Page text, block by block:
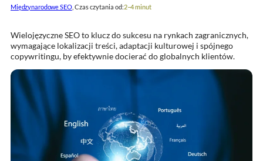
Międzynarodowe SEO, Czas czytania od:2–4 minut
Wielojęzyczne SEO to klucz do sukcesu na rynkach zagranicznych,
wymagające lokalizacji treści, adaptacji kulturowej i spójnego
copywritingu, by efektywnie docierać do globalnych klientów.